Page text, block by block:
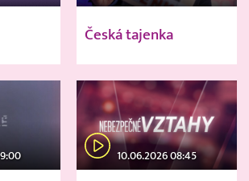
Česká tajenka
10.06.2026 08:45